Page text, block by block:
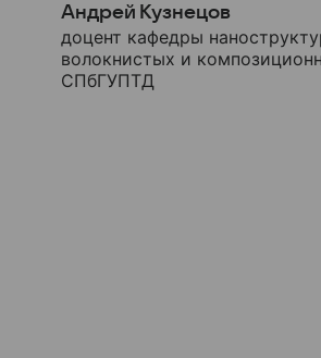
Андрей Кузнецов
доцент кафедры
волокнистых и
СПбГУПТД